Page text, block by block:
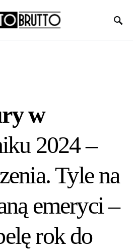
w
2024 –
Tyle na
emeryci –
rok do